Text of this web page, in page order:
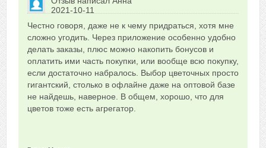
2021-10-11
0
Сказать друзьям об отзыве
Честно говоря, даже не к чему придраться, хотя мне
сложно угодить. Через приложение особенно удобно
делать заказы, плюс можно накопить бонусов и
оплатить ими часть покупки, или вообще всю покупку,
если достаточно набралось. Выбор цветочных просто
гигантский, столько в офлайне даже на оптовой базе
не найдешь, наверное. В общем, хорошо, что для
цветов тоже есть агрегатор.